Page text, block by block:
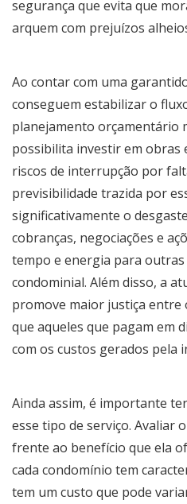
segurança que evita que
arquem com prejuízos
Ao contar com uma
conseguem estabilizar o
planejamento orçamentário
possibilita investir em obras
riscos de interrupção por
previsibilidade trazida por
significativamente o
cobranças, negociações e
tempo e energia para outras
condominial. Além disso, a
promove maior justiça entre
que aqueles que pagam em
com os custos gerados pela
Ainda assim, é importante
esse tipo de serviço. Avaliar
frente ao benefício que ela
cada condomínio tem
tem um custo que pode